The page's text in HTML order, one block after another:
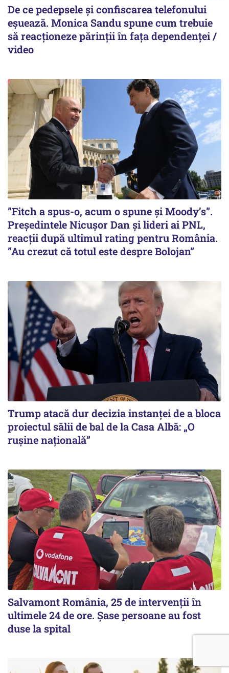
De ce pedepsele și confiscarea telefonului
eșuează. Monica Sandu spune cum trebuie
să reacționeze părinții în fața dependenței /
video
”Fitch a spus-o, acum o spune și Moody’s”.
Președintele Nicușor Dan și lideri ai PNL,
reacții după ultimul rating pentru România.
”Au crezut că totul este despre Bolojan”
Trump atacă dur decizia instanţei de a bloca
proiectul sălii de bal de la Casa Albă: „O
ruşine naţională”
Salvamont România, 25 de intervenții în
ultimele 24 de ore. Șase persoane au fost
duse la spital